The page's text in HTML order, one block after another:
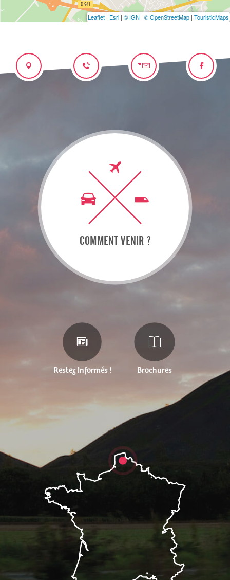
Leaflet | Esri | © IGN | © OpenStreetMap | TouristicMaps
COMMENT VENIR ?
Restez Informés ! Brochures